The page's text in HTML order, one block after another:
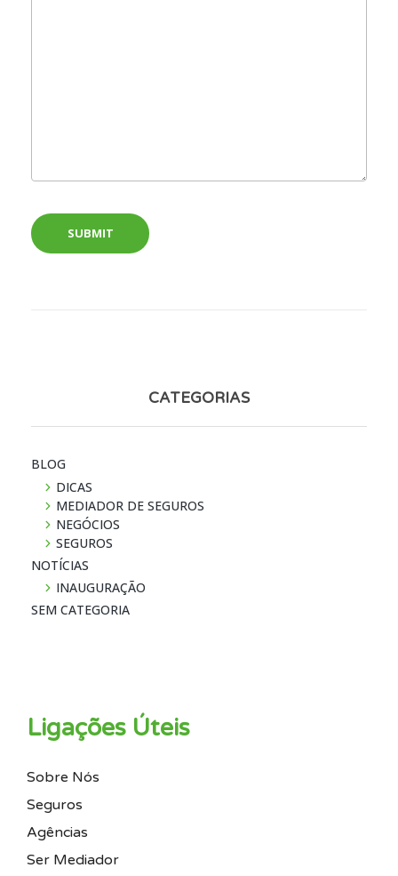
CATEGORIAS
BLOG
DICAS
MEDIADOR DE SEGUROS
NEGÓCIOS
SEGUROS
NOTÍ­CIAS
INAUGURAÇÃO
SEM CATEGORIA
Ligações Úteis
Sobre Nós
Seguros
Agências
Ser Mediador